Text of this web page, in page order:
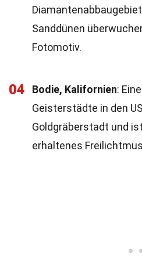
Sanddünen
Fotomotiv.
04 Bodie, Kalifornien:
Geisterstädte in den
Goldgräberstadt und
erhaltenes